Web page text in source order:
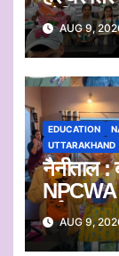
प्रेरित
आयोजित
AUG 9,
EDUCATION
UTTARAKHAND
नैनीताल :
NPCWA
वर्कशॉप
AUG 9,